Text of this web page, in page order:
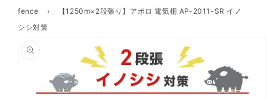
fence
›
【1250m×2段張り】アポロ 電気柵 AP-2011-SR イノ
シシ対策
product